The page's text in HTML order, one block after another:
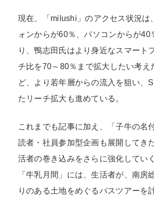
現在、「milushi」のアクセス状況は
ォンからが60％、パソコンからが40
り、鴨志田氏はより身近なスマート
チ比を70～80％まで拡大したい考え
ど、より若年層からの流入を狙い、
たリーチ拡大も進めている。
これまでも記事に加え、「子牛の名
読者・社員参加型企画も展開してき
活者の巻き込みをさらに強化してい
「牛乳月間」には、生活者が、南房
りのある土地をめぐるバスツアーを